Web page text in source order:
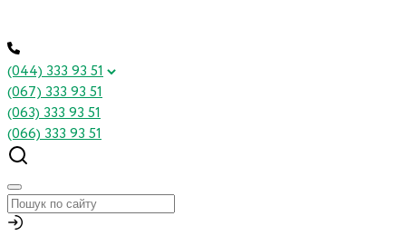
(044) 333 93 51
(067) 333 93 51
(063) 333 93 51
(066) 333 93 51